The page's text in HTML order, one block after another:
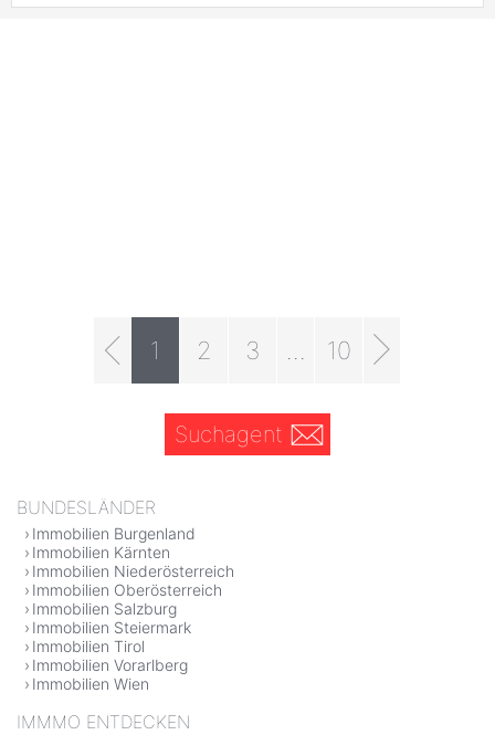
1 2 3 10
Suchagent
BUNDESLÄNDER
Immobilien Burgenland
Immobilien Kärnten
Immobilien Niederösterreich
Immobilien Oberösterreich
Immobilien Salzburg
Immobilien Steiermark
Immobilien Tirol
Immobilien Vorarlberg
Immobilien Wien
IMMMO ENTDECKEN